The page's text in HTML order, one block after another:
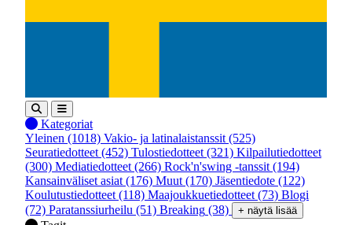
Kategoriat
Yleinen (1018) Vakio- ja latinalaistanssit (525)
Seuratiedotteet (452) Tulostiedotteet (321) Kilpailutiedotteet
(300) Mediatiedotteet (266) Rock'n'swing -tanssit (194)
Kansainväliset asiat (176) Muut (170) Jäsentiedote (122)
Koulutustiedotteet (118) Maajoukkuetiedotteet (73) Blogi
(72) Paratanssiurheilu (51) Breaking (38) + näytä lisää